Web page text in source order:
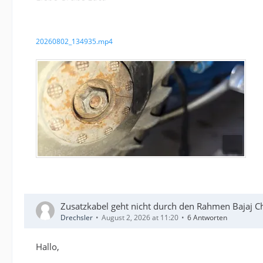
20260802_134935.mp4
Zusatzkabel geht nicht durch den Rahmen Bajaj
Drechsler August 2, 2026 at 11:20 6 Antworten
Hallo,